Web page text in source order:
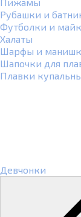
Рубашки и
Футболки и
Халаты
Шарфы и
Шапочки для
Плавки
Девчонки